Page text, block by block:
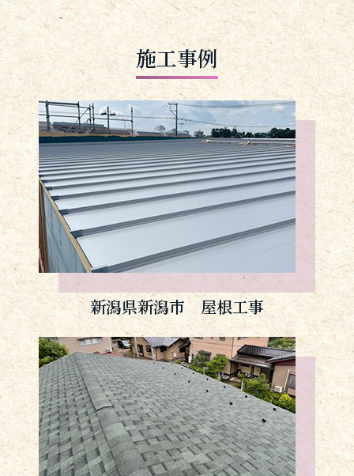
施工事例
新潟県新潟市 屋根工事